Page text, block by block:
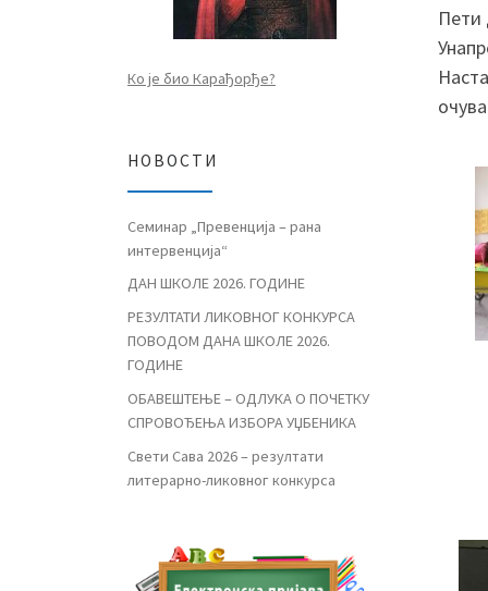
Пети
Ко је био Карађорђе?
НОВОСТИ
Семинар „Превенција – рана
интервенција“
ДАН ШКОЛЕ 2026. ГОДИНЕ
РЕЗУЛТАТИ ЛИКОВНОГ КОНКУРСА
ПОВОДОМ ДАНА ШКОЛЕ 2026.
ГОДИНЕ
ОБАВЕШТЕЊЕ – ОДЛУКА О ПОЧЕТКУ
СПРОВОЂЕЊА ИЗБОРА УЏБЕНИКА
Свети Сава 2026 – резултати
литерарно-ликовног конкурса